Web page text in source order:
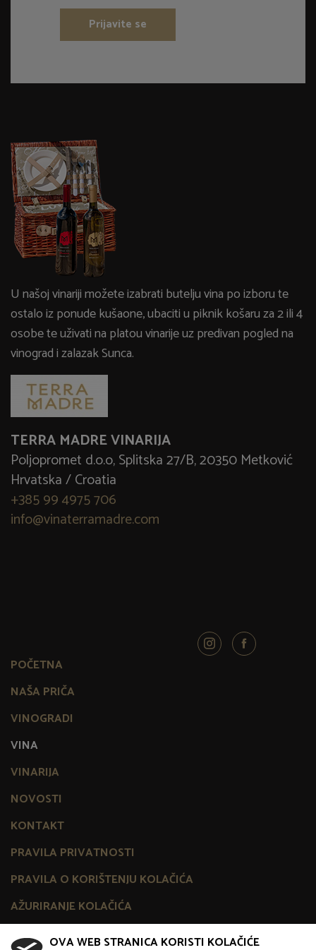
Prijavite se
U našoj vinariji možete izabrati butelju vina po izboru te
ostalo iz ponude kušaone, ubaciti u piknik košaru za 2 ili 4
osobe te uživati na platou vinarije uz predivan pogled na
vinograd i zalazak Sunca.
TERRA MADRE VINARIJA
Poljopromet d.o.o, Splitska 27/B, 20350 Metković
Hrvatska / Croatia
+385 99 4975 706
info@vinaterramadre.com
POČETNA
NAŠA PRIČA
VINOGRADI
VINA
VINARIJA
NOVOSTI
KONTAKT
PRAVILA PRIVATNOSTI
PRAVILA O KORIŠTENJU KOLAČIĆA
AŽURIRANJE KOLAČIĆA
OVA WEB STRANICA KORISTI KOLAČIĆE